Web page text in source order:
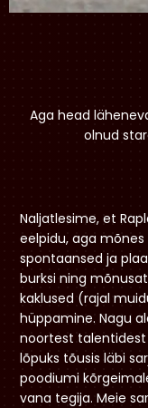
Aga head
olnud
Naljatlesime, et
eelpidu, aga
spontaansed ja
burksi ning
kaklused (rajal
hüppamine. Nagu
noortest talentidest
lõpuks tõusis läbi
poodiumi
vana tegija. Meie